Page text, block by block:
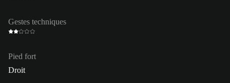
Gestes techniques
Pied fort
Droit